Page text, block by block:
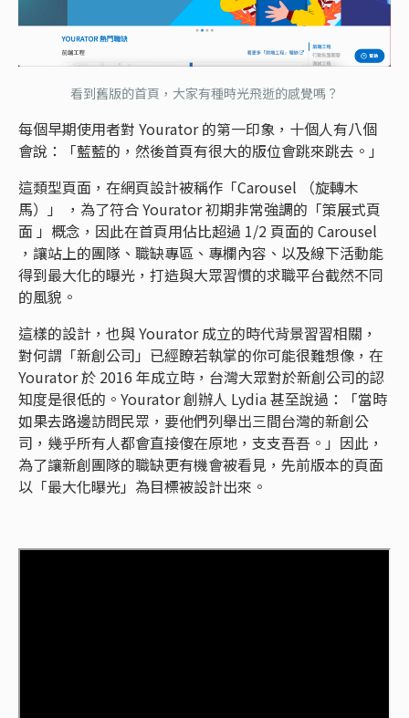
看到舊版的首頁，大家有種時光飛逝的感覺嗎？
每個早期使用者對 Yourator 的第一印象，十個人有八個
會說：「藍藍的，然後首頁有很大的版位會跳來跳去。」
這類型頁面，在網頁設計被稱作「Carousel （旋轉木
馬）」 ，為了符合 Yourator 初期非常強調的「策展式頁
面 」概念，因此在首頁用佔比超過 1/2 頁面的 Carousel
，讓站上的團隊、職缺專區、專欄內容、以及線下活動能
得到最大化的曝光，打造與大眾習慣的求職平台截然不同
的風貌。
這樣的設計，也與 Yourator 成立的時代背景習習相關，
對何謂「新創公司」已經瞭若執掌的你可能很難想像，在
Yourator 於 2016 年成立時，台灣大眾對於新創公司的認
知度是很低的。Yourator 創辦人 Lydia 甚至說過：「當時
如果去路邊訪問民眾，要他們列舉出三間台灣的新創公
司，幾乎所有人都會直接傻在原地，支支吾吾。」因此，
為了讓新創團隊的職缺更有機會被看見，先前版本的頁面
以「最大化曝光」為目標被設計出來。